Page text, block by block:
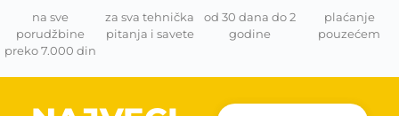
na sve
porudžbine
preko 7.000 din
za sva tehnička
pitanja i savete
od 30 dana do 2
godine
plaćanje
pouzećem